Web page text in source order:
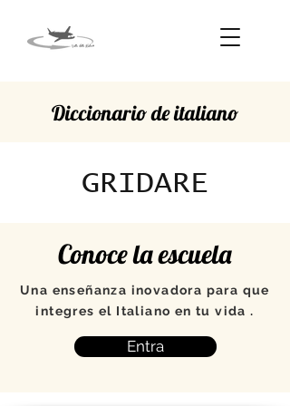
Diccionario de italiano
GRIDARE
Conoce la escuela
Una enseñanza inovadora para que
integres el Italiano en tu vida .
Entra